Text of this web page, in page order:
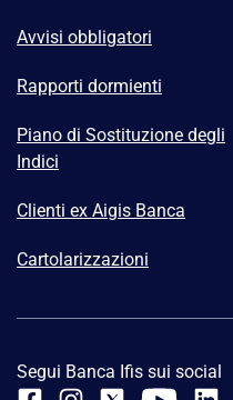
Avvisi obbligatori
Rapporti dormienti
Piano di Sostituzione degli
Indici
Clienti ex Aigis Banca
Cartolarizzazioni
Segui Banca Ifis sui social